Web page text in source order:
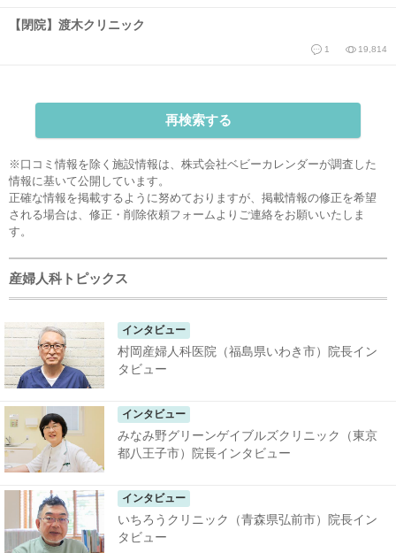
【閉院】渡木クリニック
1 19,814
再検索する
※口コミ情報を除く施設情報は、株式会社ベビーカレンダーが調査した
情報に基いて公開しています。
正確な情報を掲載するように努めておりますが、掲載情報の修正を希望
される場合は、 修正・削除依頼フォーム よりご連絡をお願いいたしま
す。
産婦人科トピックス
インタビュー
村岡産婦人科医院（福島県いわき市）院長イン
タビュー
インタビュー
みなみ野グリーンゲイブルズクリニック（東京
都八王子市）院長インタビュー
インタビュー
いちろうクリニック（青森県弘前市）院長イン
タビュー